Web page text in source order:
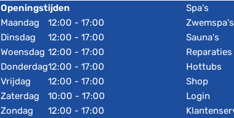
Openingstijden
Maandag
Dinsdag
Woensdag
Donderdag
Vrijdag
Zaterdag
Zondag
12:00 - 17:00
12:00 - 17:00
12:00 - 17:00
12:00 - 17:00
12:00 - 17:00
10:00 - 17:00
12:00 - 17:00
Spa's
Zwemspa's
Sauna's
Hottubs
Shop
Login